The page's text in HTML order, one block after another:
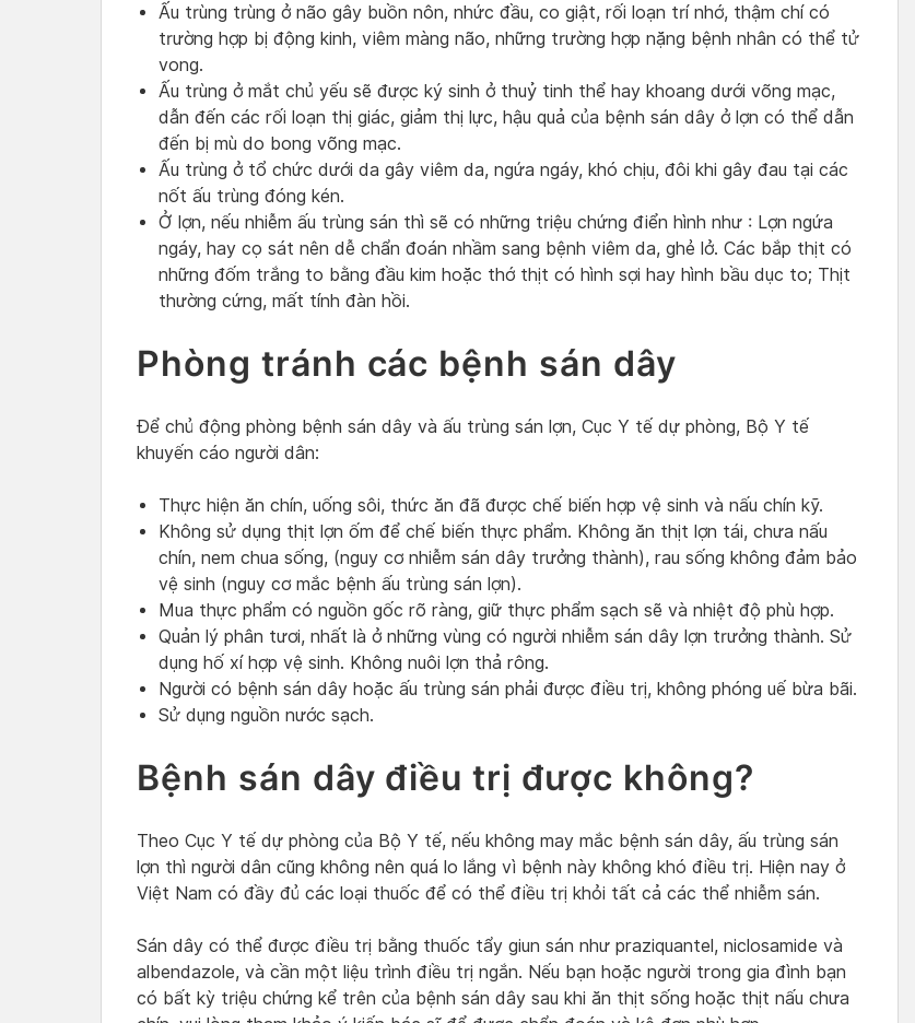
Ấu trùng trùng ở não gây buồn nôn, nhức đầu, co giật, rối loạn trí nhớ, thậm chí có
trường hợp bị động kinh, viêm màng não, những trường hợp nặng bệnh nhân có thể tử
vong.
Ấu trùng ở mắt chủ yếu sẽ được ký sinh ở thuỷ tinh thể hay khoang dưới võng mạc,
dẫn đến các rối loạn thị giác, giảm thị lực, hậu quả của bệnh sán dây ở lợn có thể dẫn
đến bị mù do bong võng mạc.
Ấu trùng ở tổ chức dưới da gây viêm da, ngứa ngáy, khó chịu, đôi khi gây đau tại các
nốt ấu trùng đóng kén.
Ở lợn, nếu nhiễm ấu trùng sán thì sẽ có những triệu chứng điển hình như : Lợn ngứa
ngáy, hay cọ sát nên dễ chẩn đoán nhầm sang bệnh viêm da, ghẻ lở. Các bắp thịt có
những đốm trắng to bằng đầu kim hoặc thớ thịt có hình sợi hay hình bầu dục to; Thịt
thường cứng, mất tính đàn hồi.
Phòng tránh các bệnh sán dây
Để chủ động phòng bệnh sán dây và ấu trùng sán lợn, Cục Y tế dự phòng, Bộ Y tế
khuyến cáo người dân:
Thực hiện ăn chín, uống sôi, thức ăn đã được chế biến hợp vệ sinh và nấu chín kỹ.
Không sử dụng thịt lợn ốm để chế biến thực phẩm. Không ăn thịt lợn tái, chưa nấu
chín, nem chua sống, (nguy cơ nhiễm sán dây trưởng thành), rau sống không đảm bảo
vệ sinh (nguy cơ mắc bệnh ấu trùng sán lợn).
Mua thực phẩm có nguồn gốc rõ ràng, giữ thực phẩm sạch sẽ và nhiệt độ phù hợp.
Quản lý phân tươi, nhất là ở những vùng có người nhiễm sán dây lợn trưởng thành. Sử
dụng hố xí hợp vệ sinh. Không nuôi lợn thả rông.
Người có bệnh sán dây hoặc ấu trùng sán phải được điều trị, không phóng uế bừa bãi.
Sử dụng nguồn nước sạch.
Bệnh sán dây điều trị được không?
Theo Cục Y tế dự phòng của Bộ Y tế, nếu không may mắc bệnh sán dây, ấu trùng sán
lợn thì người dân cũng không nên quá lo lắng vì bệnh này không khó điều trị. Hiện nay ở
Việt Nam có đầy đủ các loại thuốc để có thể điều trị khỏi tất cả các thể nhiễm sán.
Sán dây có thể được điều trị bằng thuốc tẩy giun sán như praziquantel, niclosamide và
albendazole, và cần một liệu trình điều trị ngắn. Nếu bạn hoặc người trong gia đình bạn
có bất kỳ triệu chứng kể trên của bệnh sán dây sau khi ăn thịt sống hoặc thịt nấu chưa